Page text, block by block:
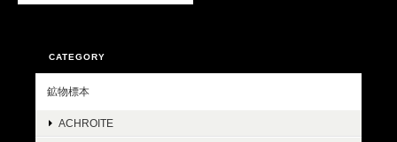
CATEGORY
鉱物標本
ACHROITE